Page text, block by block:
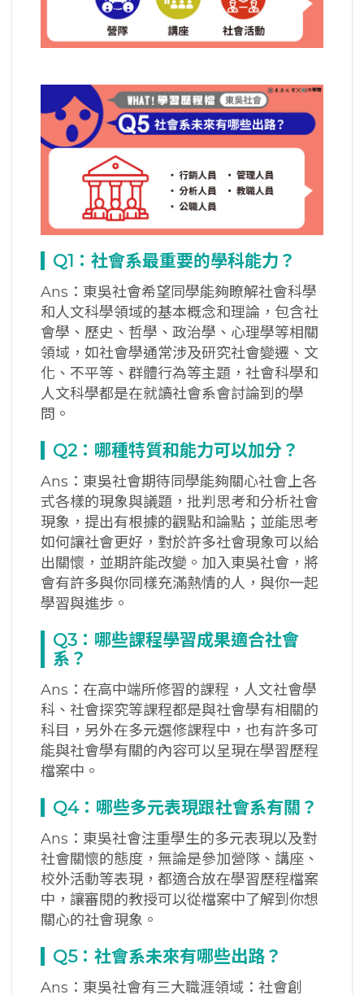
Q1 ：社會系最重要的學科能力？
Ans：東吳社會希望同學能夠瞭解社會科學
和人文科學領域的基本概念和理論，包含社
會學、歷史、哲學、政治學、心理學等相關
領域，如社會學通常涉及研究社會變遷、文
化、不平等、群體行為等主題，社會科學和
人文科學都是在就讀社會系會討論到的學
問。
Q2 ：哪種特質和能力可以加分？
Ans：東吳社會期待同學能夠關心社會上各
式各樣的現象與議題，批判思考和分析社會
現象，提出有根據的觀點和論點；並能思考
如何讓社會更好，對於許多社會現象可以給
出關懷，並期許能改變。加入東吳社會，將
會有許多與你同樣充滿熱情的人，與你一起
學習與進步。
Q3 ：哪些課程學習成果適合社會
系？
Ans：在高中端所修習的課程，人文社會學
科、社會探究等課程都是與社會學有相關的
科目，另外在多元選修課程中，也有許多可
能與社會學有關的內容可以呈現在學習歷程
檔案中。
Q4：哪些多元表現跟社會系有關？
Ans：東吳社會注重學生的多元表現以及對
社會關懷的態度，無論是參加營隊、講座、
校外活動等表現，都適合放在學習歷程檔案
中，讓審閱的教授可以從檔案中了解到你想
關心的社會現象。
Q5：社會系未來有哪些出路？
Ans：東吳社會有三大職涯領域：社會創